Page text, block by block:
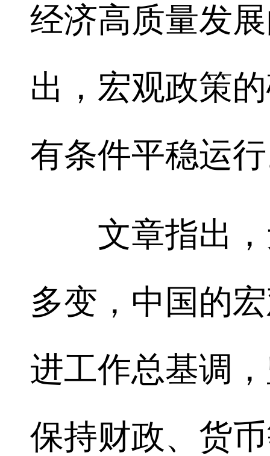
经济高质量发
出，宏观政策
有条件平稳运
文章指出，
多变，中国的
进工作总基调
保持财政、货